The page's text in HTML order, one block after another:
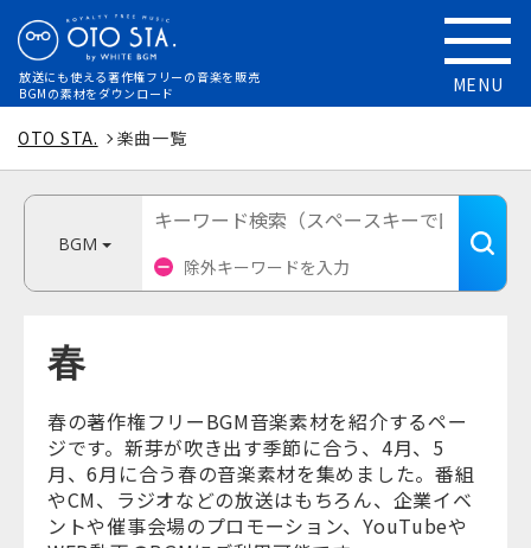
放送にも使える著作権フリーの音楽を販売
BGMの素材をダウンロード
MENU
OTO STA. 楽曲一覧
BGM
春
春の著作権フリーBGM音楽素材を紹介するペー
ジです。新芽が吹き出す季節に合う、4月、5
月、6月に合う春の音楽素材を集めました。番組
やCM、ラジオなどの放送はもちろん、企業イベ
ントや催事会場のプロモーション、YouTubeや